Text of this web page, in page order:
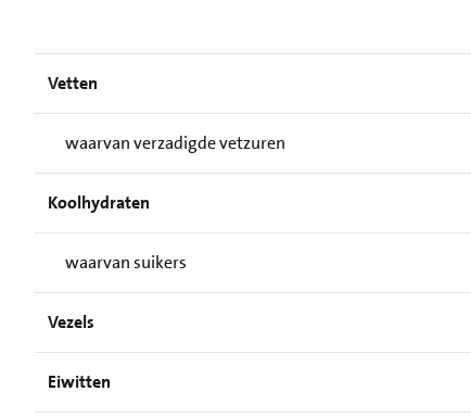
Vetten
waarvan verzadigde vetzuren
Koolhydraten
waarvan suikers
Vezels
Eiwitten